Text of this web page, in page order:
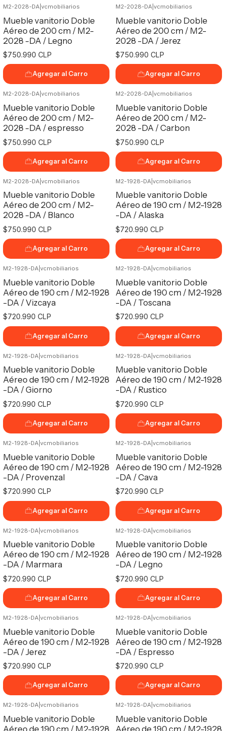
M2-2028-DA| vcmobiliarios
Mueble vanitorio Doble
Aéreo de 200 cm / M2-
2028 -DA / Legno
$750.990 CLP
Agregar al Carro
M2-2028-DA| vcmobiliarios
Mueble vanitorio Doble
Aéreo de 200 cm / M2-
2028 -DA / Jerez
$750.990 CLP
Agregar al Carro
M2-2028-DA| vcmobiliarios
Mueble vanitorio Doble
Aéreo de 200 cm / M2-
2028 -DA / espresso
$750.990 CLP
Agregar al Carro
M2-2028-DA| vcmobiliarios
Mueble vanitorio Doble
Aéreo de 200 cm / M2-
2028 -DA / Carbon
$750.990 CLP
Agregar al Carro
M2-2028-DA| vcmobiliarios
Mueble vanitorio Doble
Aéreo de 200 cm / M2-
2028 -DA / Blanco
$750.990 CLP
Agregar al Carro
M2-1928-DA| vcmobiliarios
Mueble vanitorio Doble
Aéreo de 190 cm / M2-1928
-DA / Alaska
$720.990 CLP
Agregar al Carro
M2-1928-DA| vcmobiliarios
Mueble vanitorio Doble
Aéreo de 190 cm / M2-1928
-DA / Vizcaya
$720.990 CLP
Agregar al Carro
M2-1928-DA| vcmobiliarios
Mueble vanitorio Doble
Aéreo de 190 cm / M2-1928
-DA / Toscana
$720.990 CLP
Agregar al Carro
M2-1928-DA vcmobiliarios
Mueble vanitorio Doble
Aéreo de 190 cm / M2-1928
-DA / Giorno
$720.990 CLP
Agregar al Carro
M2-1928-DA vcmobiliarios
Mueble vanitorio Doble
Aéreo de 190 cm / M2-1928
-DA / Rustico
$720.990 CLP
Agregar al Carro
M2-1928-DA| vcmobiliarios
Mueble vanitorio Doble
Aéreo de 190 cm / M2-1928
-DA / Provenzal
$720.990 CLP
Agregar al Carro
M2-1928-DA| vcmobiliarios
Mueble vanitorio Doble
Aéreo de 190 cm / M2-1928
-DA / Cava
$720.990 CLP
Agregar al Carro
M2-1928-DA vcmobiliarios
Mueble vanitorio Doble
Aéreo de 190 cm / M2-1928
-DA / Marmara
$720.990 CLP
Agregar al Carro
M2-1928-DA vcmobiliarios
Mueble vanitorio Doble
Aéreo de 190 cm / M2-1928
-DA / Legno
$720.990 CLP
Agregar al Carro
M2-1928-DA| vcmobiliarios
Mueble vanitorio Doble
Aéreo de 190 cm / M2-1928
-DA / Jerez
$720.990 CLP
Agregar al Carro
M2-1928-DA| vcmobiliarios
Mueble vanitorio Doble
Aéreo de 190 cm / M2-1928
-DA / Espresso
$720.990 CLP
Agregar al Carro
M2-1928-DA| vcmobiliarios
Mueble vanitorio Doble
Aéreo de 190 cm / M2-1928
M2-1928-DA| vcmobiliarios
Mueble vanitorio Doble
Aéreo de 190 cm / M2-1928